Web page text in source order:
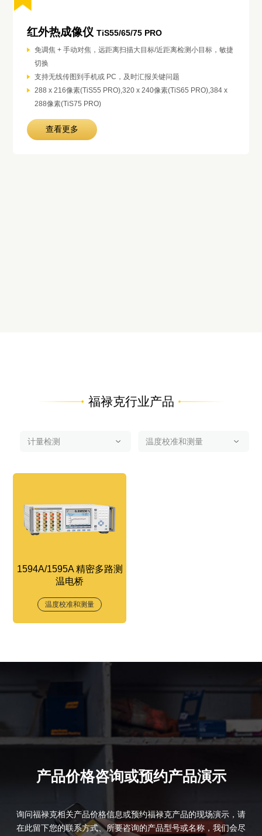
红外热成像仪 TiS55/65/75 PRO
免调焦 + 手动对焦，远距离扫描大目标/近距离检测小目标，敏捷
切换
支持无线传图到手机或 PC，及时汇报关键问题
288 x 216像素(TiS55 PRO),320 x 240像素(TiS65 PRO),384 x
288像素(TiS75 PRO)
查看更多
福禄克行业产品
1594A/1595A 精密多路测
温电桥
温度校准和测量
产品价格咨询或预约产品演示
询问福禄克相关产品价格信息或预约福禄克产品的现场演示，请
在此留下您的联系方式、所要咨询的产品型号或名称，我们会尽